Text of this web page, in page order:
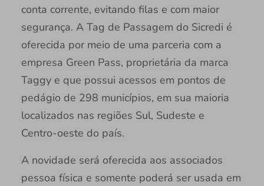
conta corrente, evitando filas e com maior
segurança. A Tag de Passagem do Sicredi é
oferecida por meio de uma parceria com a
empresa Green Pass, proprietária da marca
Taggy e que possui acessos em pontos de
pedágio de 298 municípios, em sua maioria
localizados nas regiões Sul, Sudeste e
Centro-oeste do país.
A novidade será oferecida aos associados
pessoa física e somente poderá ser usada em